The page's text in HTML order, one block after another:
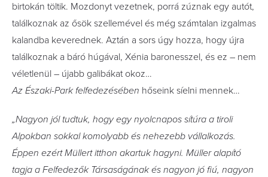
birtokán töltik. Mozdonyt vezetnek, porrá zúznak egy autót,
találkoznak az ősök szellemével és még számtalan izgalmas
kalandba keverednek. Aztán a sors úgy hozza, hogy újra
találkoznak a báró húgával, Xénia baronesszel, és ez – nem
véletlenül – újabb galibákat okoz…
Az Északi-Park felfedezésében hőseink síelni mennek…
„Nagyon jól tudtuk, hogy egy nyolcnapos sítúra a tiroli
Alpokban sokkal komolyabb és nehezebb vállalkozás.
Éppen ezért Müllert itthon akartuk hagyni. Müller alapító
tagja a Felfedezők Társaságának és nagyon jó fiú, nagyon